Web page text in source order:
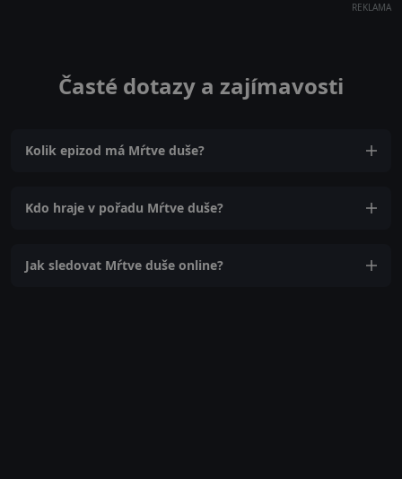
REKLAMA
Časté dotazy a zajímavosti
Kolik epizod má Mŕtve duše?
Kdo hraje v pořadu Mŕtve duše?
Jak sledovat Mŕtve duše online?